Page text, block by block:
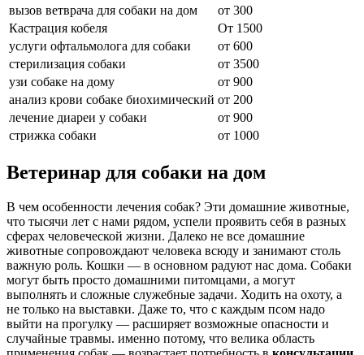
вызов ветврача для собаки на дом
от 300
Кастрация кобеля
От 1500
услуги офтальмолога для собаки
от 600
стерилизация собаки
от 3500
узи собаке на дому
от 900
анализ крови собаке биохимический от 200
лечение диареи у собаки
от 900
стрижка собаки
от 1000
Ветеринар для собаки на дом
В чем особенности лечения собак? Эти домашние животные,
что тысячи лет с нами рядом, успели проявить себя в разных
сферах человеческой жизни. Далеко не все домашние
животные сопровождают человека всюду и занимают столь
важную роль. Кошки — в основном радуют нас дома. Собаки
могут быть просто домашними питомцами, а могут
выполнять и сложные служебные задачи. Ходить на охоту, а
не только на выставки. Даже то, что с каждым псом надо
выйти на прогулку — расширяет возможные опасности и
случайные травмы. именно потому, что велика область